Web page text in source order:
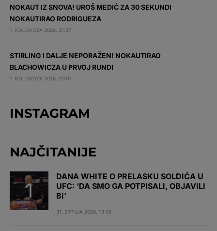
NOKAUT IZ SNOVA! UROŠ MEDIĆ ZA 30 SEKUNDI
NOKAUTIRAO RODRIGUEZA
1. KOLOVOZA 2026. 21:37
STIRLING I DALJE NEPORAŽEN! NOKAUTIRAO
BLACHOWICZA U PRVOJ RUNDI
1. KOLOVOZA 2026. 21:10
INSTAGRAM
NAJČITANIJE
DANA WHITE O PRELASKU SOLDIĆA U
UFC: ‘DA SMO GA POTPISALI, OBJAVILI
BI’
31. SRPNJA 2026. 13:05